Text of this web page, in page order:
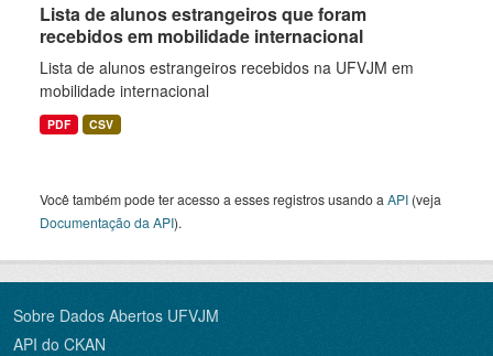
Lista de alunos estrangeiros que foram
recebidos em mobilidade internacional
Lista de alunos estrangeiros recebidos na UFVJM em
mobilidade internacional
PDF CSV
Você também pode ter acesso a esses registros usando a API (veja
Documentação da API).
Sobre Dados Abertos UFVJM
API do CKAN